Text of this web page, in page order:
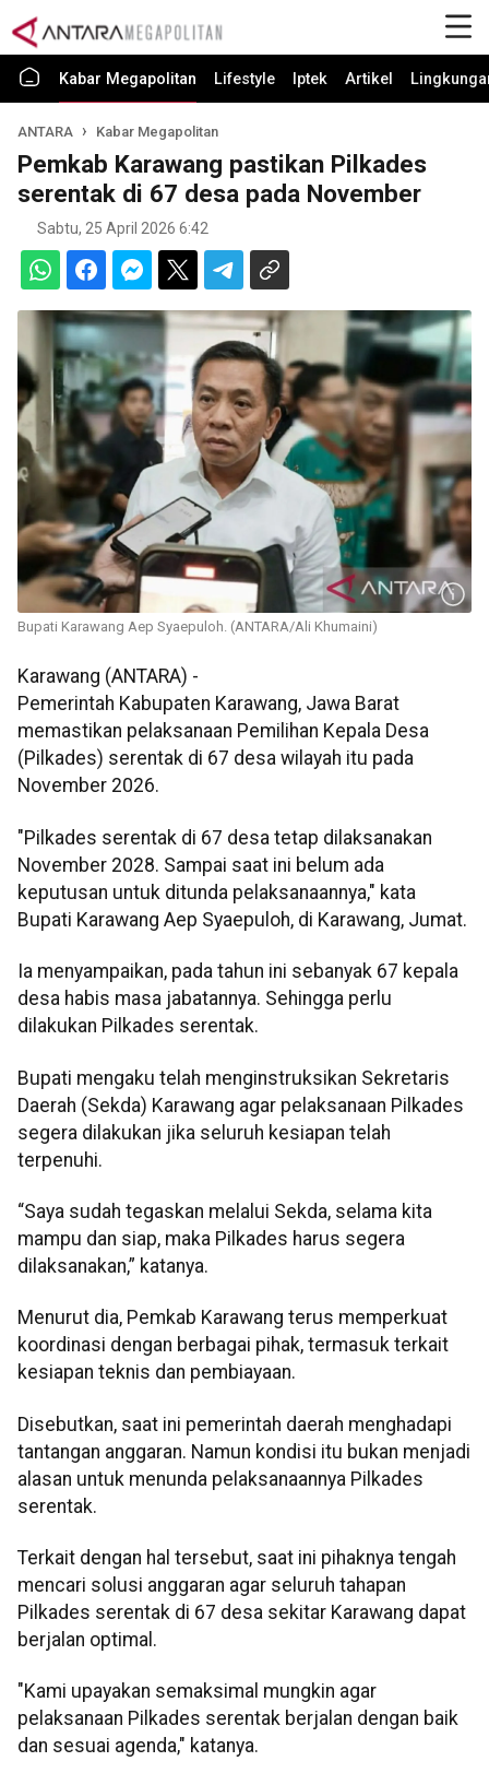
Kabar Megapolitan Lifestyle Iptek Artikel
ANTARA Kabar Megapolitan
Pemkab Karawang pastikan Pilkades
serentak di 67 desa pada November
Sabtu, 25 April 2026 6:42
Bupati Karawang Aep Syaepuloh. (ANTARA/Ali Khumaini)
Karawang (ANTARA) -
Pemerintah Kabupaten Karawang, Jawa Barat
memastikan pelaksanaan Pemilihan Kepala Desa
(Pilkades) serentak di 67 desa wilayah itu pada
November 2026.
"Pilkades serentak di 67 desa tetap dilaksanakan
November 2028. Sampai saat ini belum ada
keputusan untuk ditunda pelaksanaannya," kata
Bupati Karawang Aep Syaepuloh, di Karawang, Jumat.
Ia menyampaikan, pada tahun ini sebanyak 67 kepala
desa habis masa jabatannya. Sehingga perlu
dilakukan Pilkades serentak.
Bupati mengaku telah menginstruksikan Sekretaris
Daerah (Sekda) Karawang agar pelaksanaan Pilkades
segera dilakukan jika seluruh kesiapan telah
terpenuhi.
“Saya sudah tegaskan melalui Sekda, selama kita
mampu dan siap, maka Pilkades harus segera
dilaksanakan,” katanya.
Menurut dia, Pemkab Karawang terus memperkuat
koordinasi dengan berbagai pihak, termasuk terkait
kesiapan teknis dan pembiayaan.
Disebutkan, saat ini pemerintah daerah menghadapi
tantangan anggaran. Namun kondisi itu bukan menjadi
alasan untuk menunda pelaksanaannya Pilkades
serentak.
Terkait dengan hal tersebut, saat ini pihaknya tengah
mencari solusi anggaran agar seluruh tahapan
Pilkades serentak di 67 desa sekitar Karawang dapat
berjalan optimal.
"Kami upayakan semaksimal mungkin agar
pelaksanaan Pilkades serentak berjalan dengan baik
dan sesuai agenda," katanya.